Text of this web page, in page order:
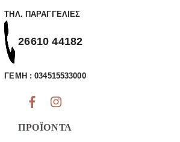
ΤΗΛ. ΠΑΡΑΓΓΕΛΊΕΣ
26610 44182
ΓΕΜΗ : 034515533000
ΠΡΟΪΌΝΤΑ